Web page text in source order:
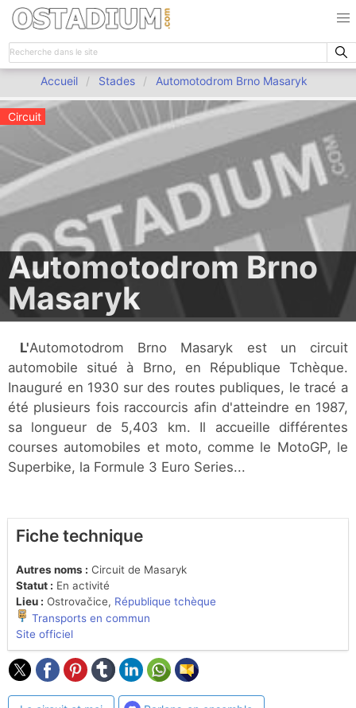
Accueil Stades Automotodrom Brno Masaryk
Circuit
Automotodrom Brno
Masaryk
L'Automotodrom Brno Masaryk est un circuit
automobile situé à Brno, en République Tchèque.
Inauguré en 1930 sur des routes publiques, le tracé a
été plusieurs fois raccourcis afin d'atteindre en 1987,
sa longueur de 5,403 km. Il accueille différentes
courses automobiles et moto, comme le MotoGP, le
Superbike, la Formule 3 Euro Series...
Fiche technique
Autres noms : Circuit de Masaryk
Statut : En activité
Lieu : Ostrovačice, République tchèque
Transports en commun
Site officiel